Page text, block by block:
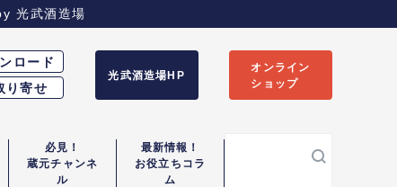
光武酒造場
ロード
り寄せ
光武酒造場HP
オンライン
ショップ
必見！
蔵元チャンネ
ル
最新情報！
お役立ちコラ
ム